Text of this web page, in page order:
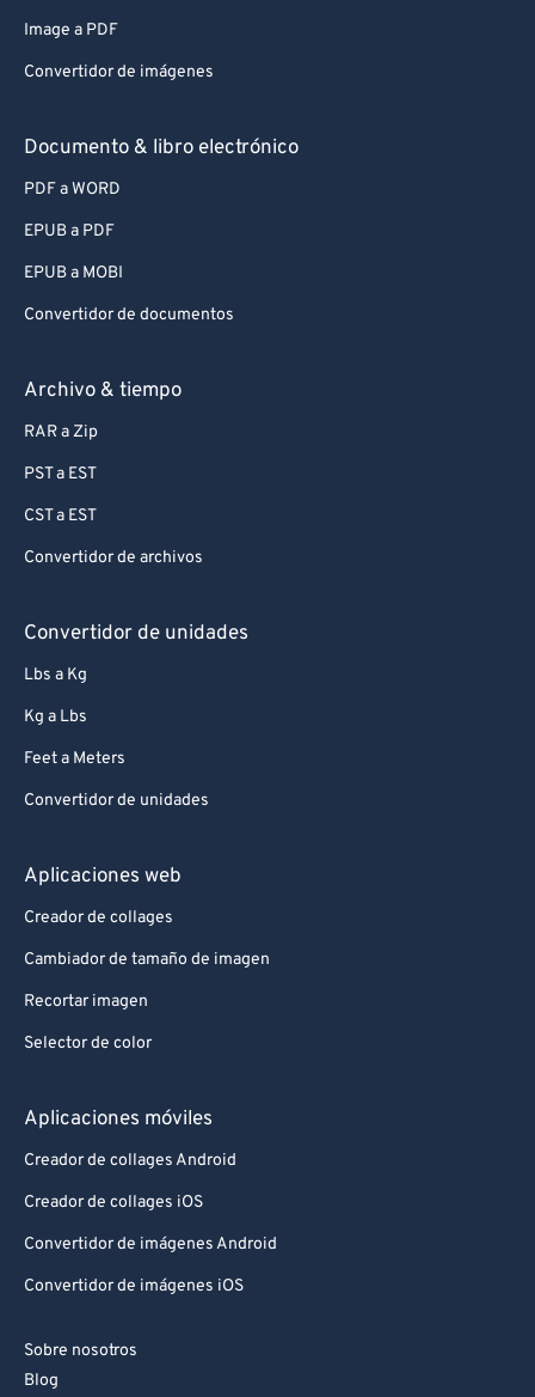
Image a PDF
Convertidor de imágenes
Documento & libro electrónico
PDF a WORD
EPUB a PDF
EPUB a MOBI
Convertidor de documentos
Archivo & tiempo
RAR a Zip
PST a EST
CST a EST
Convertidor de archivos
Convertidor de unidades
Lbs a Kg
Kg a Lbs
Feet a Meters
Convertidor de unidades
Aplicaciones web
Creador de collages
Cambiador de tamaño de imagen
Recortar imagen
Selector de color
Aplicaciones móviles
Creador de collages Android
Creador de collages iOS
Convertidor de imágenes Android
Convertidor de imágenes iOS
Sobre nosotros
Blog